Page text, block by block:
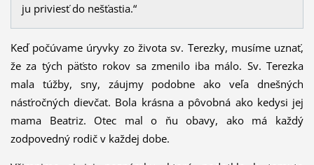
ju priviesť do nešťastia.“
Keď počúvame úryvky zo života sv. Terezky, musíme uznať,
že za tých päťsto rokov sa zmenilo iba málo. Sv. Terezka
mala túžby, sny, záujmy podobne ako veľa dnešných
násťročných dievčat. Bola krásna a pôvobná ako kedysi jej
mama Beatriz. Otec mal o ňu obavy, ako má každý
zodpovedný rodič v každej dobe.